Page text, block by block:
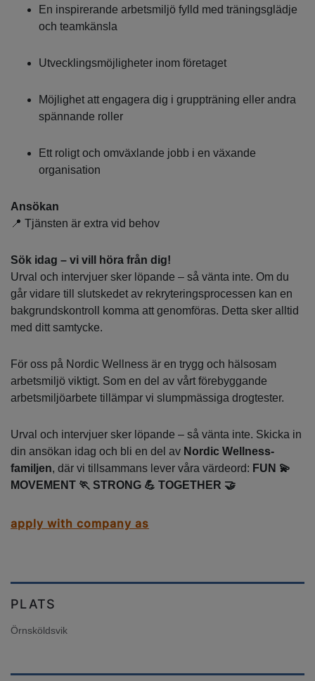
En inspirerande arbetsmiljö fylld med träningsglädje
och teamkänsla
Utvecklingsmöjligheter inom företaget
Möjlighet att engagera dig i gruppträning eller andra
spännande roller
Ett roligt och omväxlande jobb i en växande
organisation
Ansökan
📍 Tjänsten är extra vid behov
Sök idag – vi vill höra från dig!
Urval och intervjuer sker löpande – så vänta inte. Om du
går vidare till slutskedet av rekryteringsprocessen kan en
bakgrundskontroll komma att genomföras. Detta sker alltid
med ditt samtycke.
För oss på Nordic Wellness är en trygg och hälsosam
arbetsmiljö viktigt. Som en del av vårt förebyggande
arbetsmiljöarbete tillämpar vi slumpmässiga drogtester.
Urval och intervjuer sker löpande – så vänta inte. Skicka in
din ansökan idag och bli en del av Nordic Wellness-
familjen, där vi tillsammans lever våra värdeord: FUN 💫
MOVEMENT 🏃 STRONG 💪 TOGETHER 🤝
apply with company as
PLATS
Örnsköldsvik